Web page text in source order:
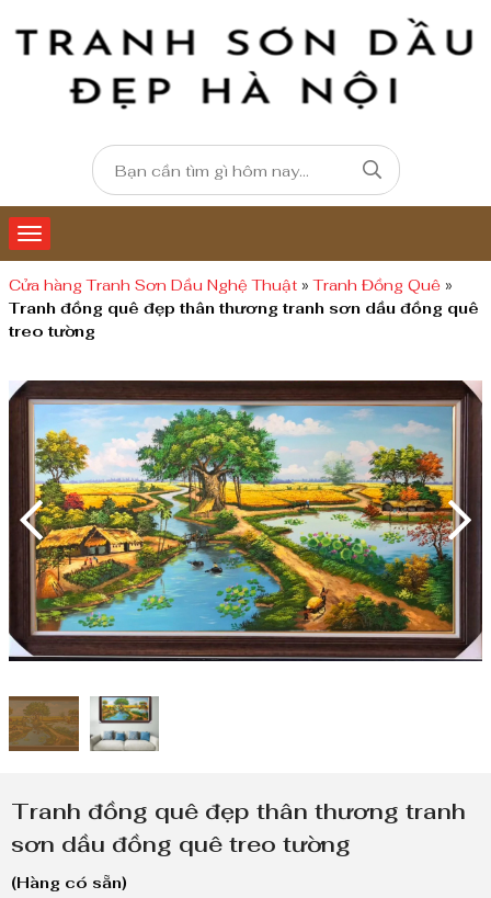
Cửa hàng Tranh Sơn Dầu Nghệ Thuật »Tranh Đồng Quê »
Tranh đồng quê đẹp thân thương tranh sơn dầu đồng quê
treo tường
Tranh đồng quê đẹp thân thương tranh
sơn dầu đồng quê treo tường
(Hàng có sẵn)